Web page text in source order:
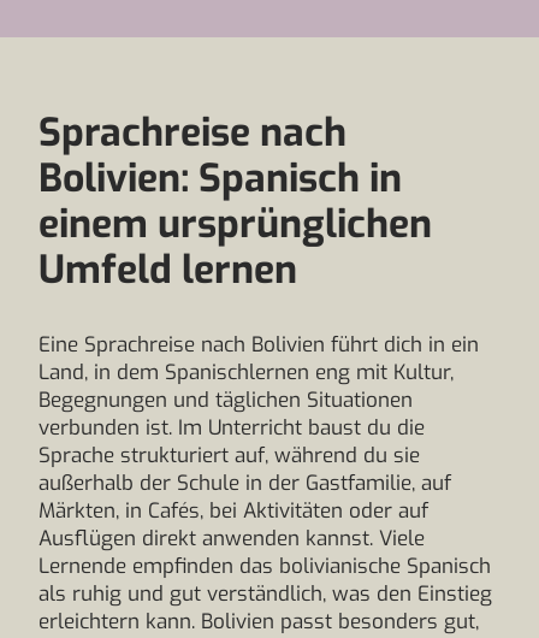
Sprachreise nach
Bolivien: Spanisch in
einem ursprünglichen
Umfeld lernen
Eine Sprachreise nach Bolivien führt dich in ein
Land, in dem Spanischlernen eng mit Kultur,
Begegnungen und täglichen Situationen
verbunden ist. Im Unterricht baust du die
Sprache strukturiert auf, während du sie
außerhalb der Schule in der Gastfamilie, auf
Märkten, in Cafés, bei Aktivitäten oder auf
Ausflügen direkt anwenden kannst. Viele
Lernende empfinden das bolivianische Spanisch
als ruhig und gut verständlich, was den Einstieg
erleichtern kann. Bolivien passt besonders gut,